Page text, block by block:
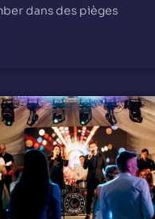
dans des pièges